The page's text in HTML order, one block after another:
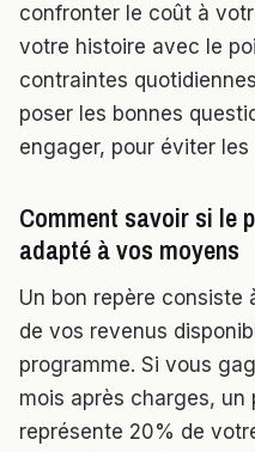
confronter le coût à
votre histoire avec le
contraintes
poser les bonnes
engager, pour éviter les
Comment savoir si le
adapté à vos moyens
Un bon repère consiste
de vos revenus
programme. Si vous
mois après charges,
représente 20% de